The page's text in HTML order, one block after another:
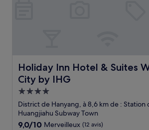
Holiday Inn Hotel & Suites
City by IHG
Holiday Inn Hotel & Suites Wuhan
Hébergement
4.0 étoiles
District de Hanyang, à 8,6 km de : Station
Huangjiahu Subway Town
9.0
9,0/10 Merveilleux (12 avis)